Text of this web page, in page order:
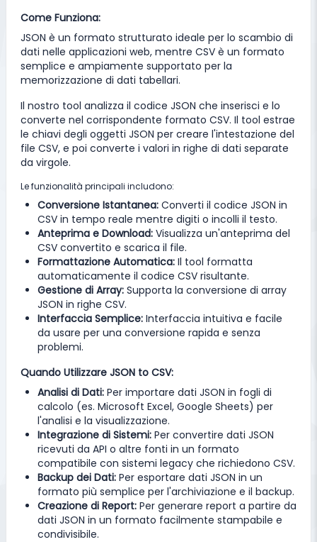
Come Funziona:
JSON è un formato strutturato ideale per lo scambio di
dati nelle applicazioni web, mentre CSV è un formato
semplice e ampiamente supportato per la
memorizzazione di dati tabellari.
Il nostro tool analizza il codice JSON che inserisci e lo
converte nel corrispondente formato CSV. Il tool estrae
le chiavi degli oggetti JSON per creare l'intestazione del
file CSV, e poi converte i valori in righe di dati separate
da virgole.
Le funzionalità principali includono:
Conversione Istantanea: Converti il codice JSON in
CSV in tempo reale mentre digiti o incolli il testo.
Anteprima e Download: Visualizza un'anteprima del
CSV convertito e scarica il file.
Formattazione Automatica: Il tool formatta
automaticamente il codice CSV risultante.
Gestione di Array: Supporta la conversione di array
JSON in righe CSV.
Interfaccia Semplice: Interfaccia intuitiva e facile
da usare per una conversione rapida e senza
problemi.
Quando Utilizzare JSON to CSV:
Analisi di Dati: Per importare dati JSON in fogli di
calcolo (es. Microsoft Excel, Google Sheets) per
l'analisi e la visualizzazione.
Integrazione di Sistemi: Per convertire dati JSON
ricevuti da API o altre fonti in un formato
compatibile con sistemi legacy che richiedono CSV.
Backup dei Dati: Per esportare dati JSON in un
formato più semplice per l'archiviazione e il backup.
Creazione di Report: Per generare report a partire da
dati JSON in un formato facilmente stampabile e
condivisibile.